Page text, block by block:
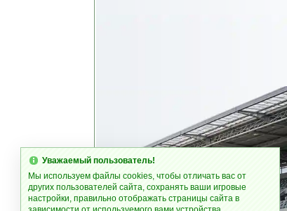
Уважаемый пользователь!
Мы используем файлы cookies, чтобы отличать вас от
других пользователей сайта, сохранять ваши игровые
настройки, правильно отображать страницы сайта в